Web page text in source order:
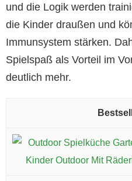
und die Logik werden
die Kinder draußen und
Immunsystem stärken.
Spielspaß als Vorteil im
deutlich mehr.